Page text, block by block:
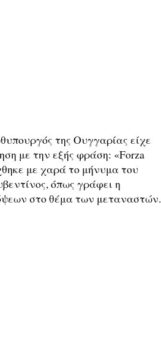
της Ουγγαρίας είχε
με την εξής φράση: «Forza
με χαρά το μήνυμα του
όπως γράφει η
στο θέμα των μεταναστών.